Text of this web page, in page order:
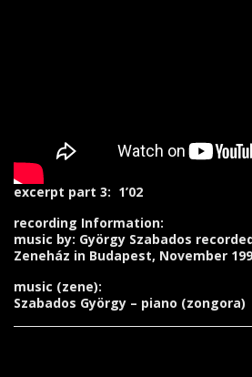
excerpt part 3: 1’02
recording Information:
music by: György Szabados
Zeneház in Budapest, November
music (zene):
Szabados György – piano (zongora)